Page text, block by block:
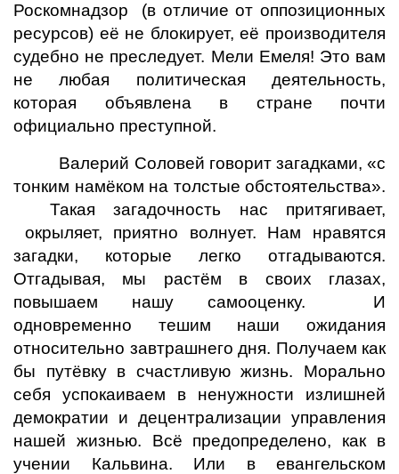
Роскомнадзор (в отличие от оппозиционных
ресурсов) её не блокирует, её производителя
судебно не преследует. Мели Емеля! Это вам
не любая политическая деятельность,
которая объявлена в стране почти
официально преступной.
Валерий Соловей говорит загадками, «с
тонким намёком на толстые обстоятельства».
Такая загадочность нас притягивает,
окрыляет, приятно волнует. Нам нравятся
загадки, которые легко отгадываются.
Отгадывая, мы растём в своих глазах,
повышаем нашу самооценку. И
одновременно тешим наши ожидания
относительно завтрашнего дня. Получаем как
бы путёвку в счастливую жизнь. Морально
себя успокаиваем в ненужности излишней
демократии и децентрализации управления
нашей жизнью. Всё предопределено, как в
учении Кальвина. Или в евангельском